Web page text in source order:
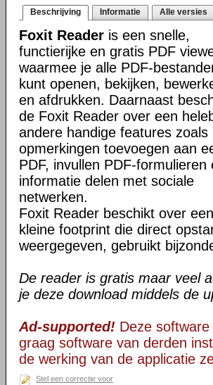
Beschrijving Informatie Alle versies
Foxit Reader is een snelle,
functierijke en gratis PDF
waarmee je alle PDF-
kunt openen, bekijken,
en afdrukken. Daarnaast
de Foxit Reader over een
andere handige features zoals
opmerkingen toevoegen aan
PDF, invullen PDF-formulieren
informatie delen met sociale
netwerken.
Foxit Reader beschikt over een
kleine footprint die direct
weergegeven, gebruikt
De reader is gratis maar veel
je deze download middels de
Ad-supported! Deze
graag software van derden
de werking van de applicatie
Stel een correctie voor